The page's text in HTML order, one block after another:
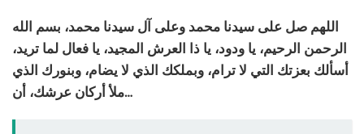
اللهم صل على سيدنا محمد وعلى آل سيدنا محمد، بسم الله
الرحمن الرحيم، يا ودود، يا ذا العرش المجيد، يا فعال لما تريد،
أسألك بعزتك التي لا ترام، وبملكك الذي لا يضام، وبنورك الذي
ملأ أركان عرشك، أن…